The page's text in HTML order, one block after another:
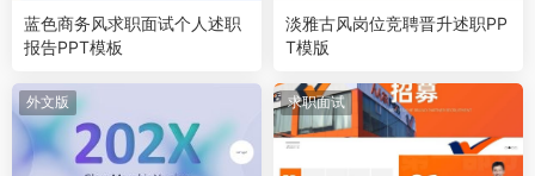
蓝色商务风求职面试个人述职
报告PPT模板
淡雅古风岗位竞聘晋升述职PP
T模版
外文版 求职面试